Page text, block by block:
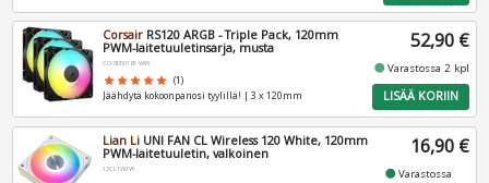
Corsair RS120 ARGB - Triple Pack, 120mm
PWM-laitetuuletinsarja, musta
CO-9050181-WW
star star star star star (1)
Jäähdytä kokoonpanosi tyylillä! | 3 x 120mm
52,90 €
fiber_manual_recordVarastossa 2 kpl
LISÄÄ KORIIN
Lian Li UNI FAN CL Wireless 120 White, 120mm
PWM-laitetuuletin, valkoinen
12CL1W1W
16,90 €
fiber_manual_recordVarastossa